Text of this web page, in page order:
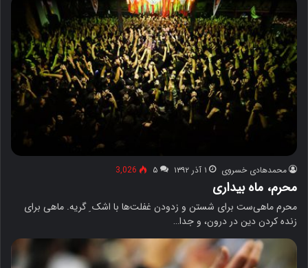
محمدهادی خسروی ۱ آذر ۱۳۹۲ ۵ 3,026
محرم، ماه بیداری
محرم ماهی‌ست برای شستن و زدودن غفلت‌ها با اشک ِ گریه. ماهی برای
زنده کردن دین در درون، و جدا…